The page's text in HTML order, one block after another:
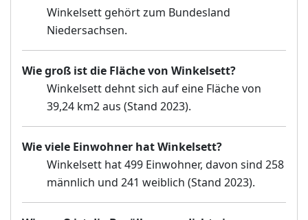
Winkelsett gehört zum Bundesland
Niedersachsen.
Wie groß ist die Fläche von Winkelsett?
Winkelsett dehnt sich auf eine Fläche von
39,24 km2 aus (Stand 2023).
Wie viele Einwohner hat Winkelsett?
Winkelsett hat 499 Einwohner, davon sind 258
männlich und 241 weiblich (Stand 2023).